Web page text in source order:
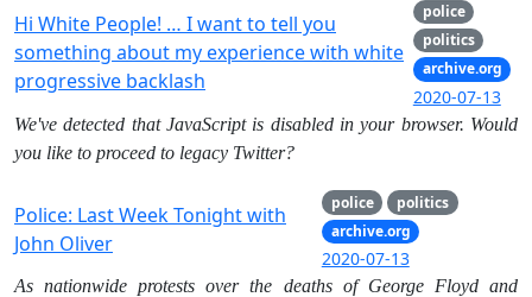
Hi White People! … I want to tell you
something about my experience with white
progressive backlash
police
politics
archive.org
2020-07-13
We've detected that JavaScript is disabled in your browser. Would
you like to proceed to legacy Twitter?
Police: Last Week Tonight with
John Oliver
police
politics
archive.org
2020-07-13
As nationwide protests over the deaths of George Floyd and